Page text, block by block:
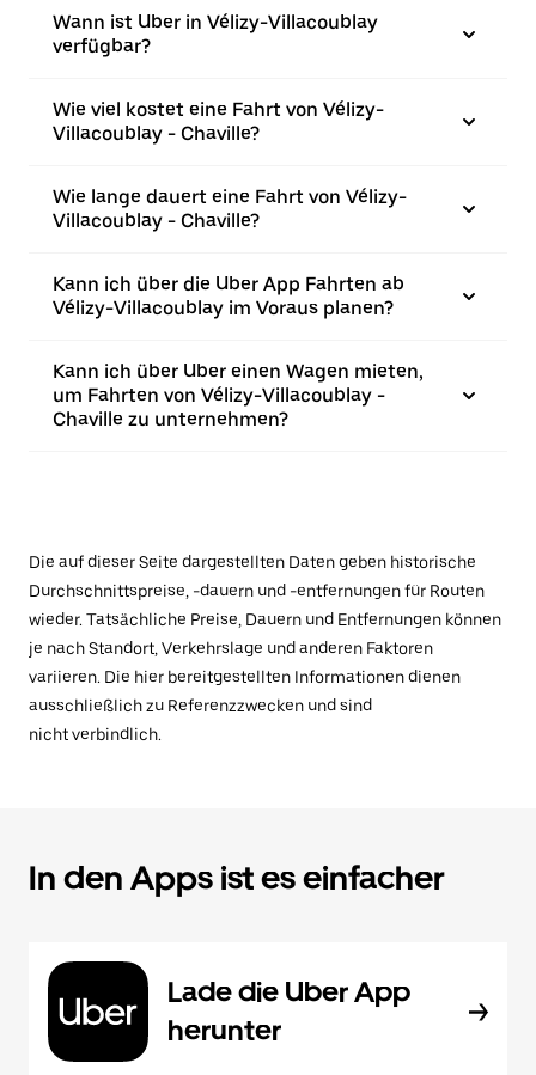
Wann ist Uber in Vélizy-Villacoublay
verfügbar?
Wie viel kostet eine Fahrt von Vélizy-
Villacoublay - Chaville?
Wie lange dauert eine Fahrt von Vélizy-
Villacoublay - Chaville?
Kann ich über die Uber App Fahrten ab
Vélizy-Villacoublay im Voraus planen?
Kann ich über Uber einen Wagen mieten,
um Fahrten von Vélizy-Villacoublay -
Chaville zu unternehmen?
Die auf dieser Seite dargestellten Daten geben historische
Durchschnittspreise, -dauern und -entfernungen für Routen
wieder. Tatsächliche Preise, Dauern und Entfernungen können
je nach Standort, Verkehrslage und anderen Faktoren
variieren. Die hier bereitgestellten Informationen dienen
ausschließlich zu Referenzzwecken und sind
nicht verbindlich.
In den Apps ist es einfacher
Lade die Uber App
herunter